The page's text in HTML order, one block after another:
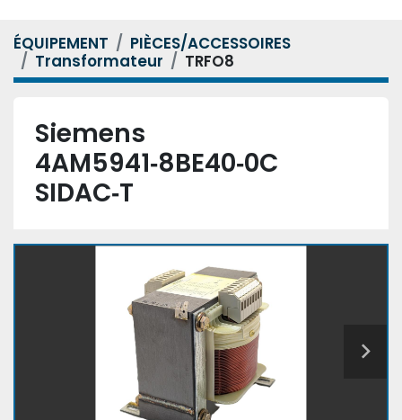
ÉQUIPEMENT
PIÈCES/ACCESSOIRES
Transformateur
TRFO8
Siemens
4AM5941‑8BE40‑0C
SIDAC‑T